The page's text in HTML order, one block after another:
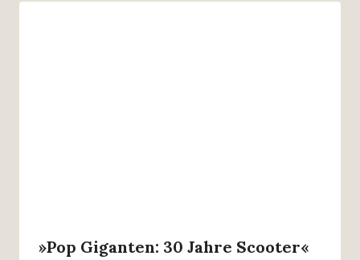
»Pop Giganten: 30 Jahre Scooter«